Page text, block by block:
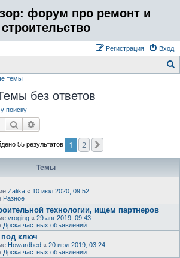
форум про ремонт и
строительство
Вход
Регистрация
темы
без ответов
поиску
Поиск
55 результатов 1 2
Темы
Zalika « 10 июл 2020, 09:52
Разное
технологии, ищем партнеров
vroging « 29 авг 2019, 09:43
Доска частных объявлений
ключ
Howardbed « 20 июл 2019, 03:24
Доска частных объявлений